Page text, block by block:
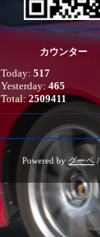
カウンター
Today: 517
Yesterday: 465
Total:2509411
Powered by グーペ